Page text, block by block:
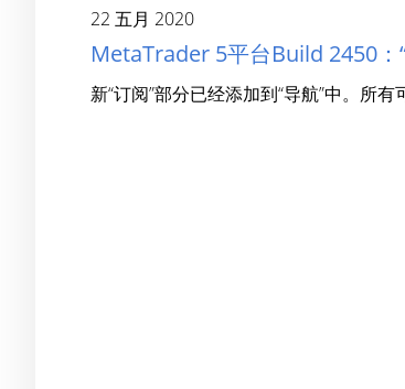
22 五月 2020
MetaTrader 5平台Build 2450
新“订阅”部分已经添加到“导航”中。所